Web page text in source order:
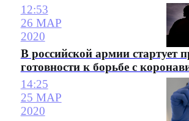
12:53
26 МАР
2020
В российской армии стартует
готовности к борьбе с
14:25
25 МАР
2020